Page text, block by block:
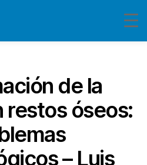
de la
restos óseos:
– Luis